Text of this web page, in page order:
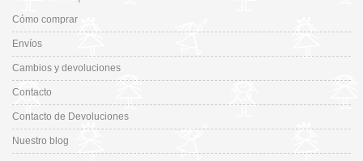
Cómo comprar
Envíos
Cambios y devoluciones
Contacto
Contacto de Devoluciones
Nuestro blog